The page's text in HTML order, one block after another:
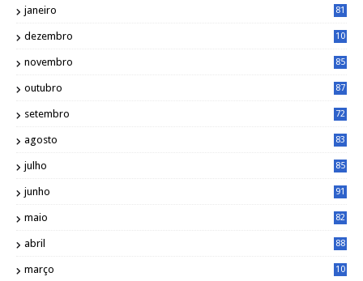
janeiro 81
dezembro
10
novembro 85
outubro 87
setembro 72
agosto 83
julho 85
junho 91
maio 82
abril 88
março
10